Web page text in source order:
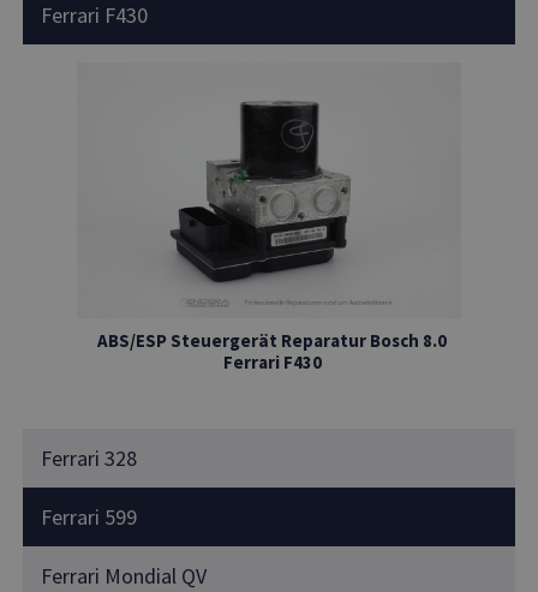
Ferrari F430
ABS/ESP Steuergerät Reparatur Bosch 8.0
Ferrari F430
Ferrari 328
Ferrari 599
Ferrari Mondial QV